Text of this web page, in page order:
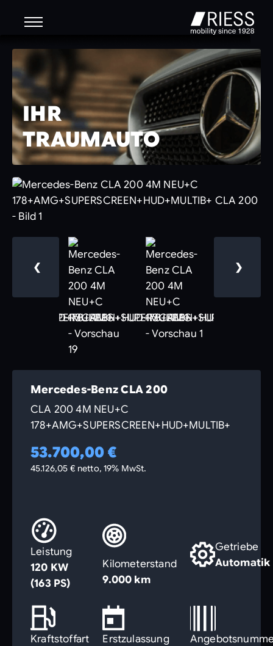
IHR
TRAUMAUTO
❮ ❯
Mercedes-Benz CLA 200
CLA 200 4M NEU+C
178+AMG+SUPERSCREEN+HUD+MULTIB+
53.700,00 €
45.126,05 € netto, 19% MwSt.
Leistung
120 KW
(163 PS)
Kilometerstand
9.000 km
Getriebe
Automatik
Kraftstoffart
Erstzulassung